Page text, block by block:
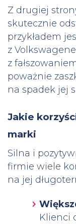
Z drugiej
skutecznie
przykładem
z
z
poważnie
na spadek jej
Jakie
marki
Silna i
firmie wiele
na jej
Klienci